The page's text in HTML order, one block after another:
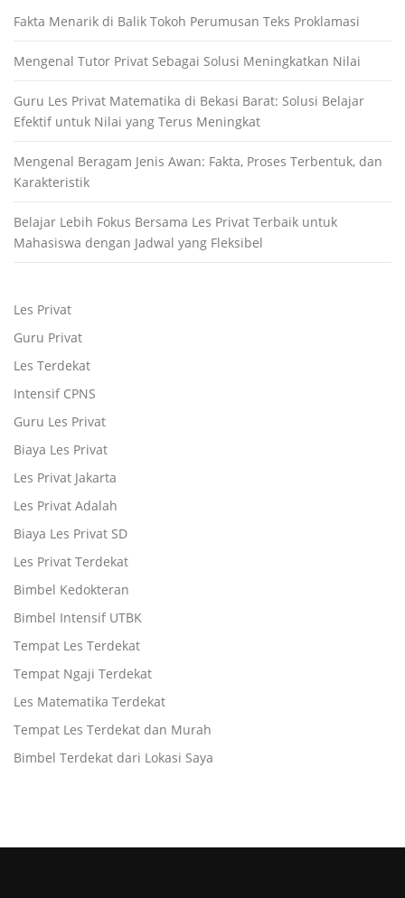
Fakta Menarik di Balik Tokoh Perumusan Teks Proklamasi
Mengenal Tutor Privat Sebagai Solusi Meningkatkan Nilai
Guru Les Privat Matematika di Bekasi Barat: Solusi Belajar
Efektif untuk Nilai yang Terus Meningkat
Mengenal Beragam Jenis Awan: Fakta, Proses Terbentuk, dan
Karakteristik
Belajar Lebih Fokus Bersama Les Privat Terbaik untuk
Mahasiswa dengan Jadwal yang Fleksibel
Les Privat
Guru Privat
Les Terdekat
Intensif CPNS
Guru Les Privat
Biaya Les Privat
Les Privat Jakarta
Les Privat Adalah
Biaya Les Privat SD
Les Privat Terdekat
Bimbel Kedokteran
Bimbel Intensif UTBK
Tempat Les Terdekat
Tempat Ngaji Terdekat
Les Matematika Terdekat
Tempat Les Terdekat dan Murah
Bimbel Terdekat dari Lokasi Saya